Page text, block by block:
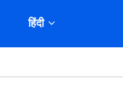
हिंदी